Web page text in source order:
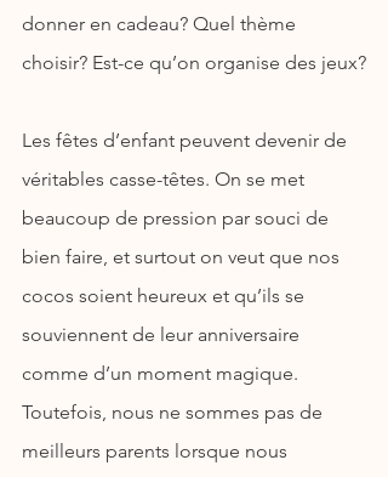
donner en cadeau? Quel thème
choisir? Est-ce qu’on organise des jeux?
Les fêtes d’enfant peuvent devenir de
véritables casse-têtes. On se met
beaucoup de pression par souci de
bien faire, et surtout on veut que nos
cocos soient heureux et qu’ils se
souviennent de leur anniversaire
comme d’un moment magique.
Toutefois, nous ne sommes pas de
meilleurs parents lorsque nous